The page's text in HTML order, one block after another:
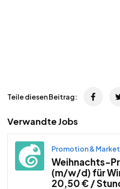
Teile diesen Beitrag:
Verwandte Jobs
Promotion &
Weihnachts-
(m/w/d) für
20,50 € /